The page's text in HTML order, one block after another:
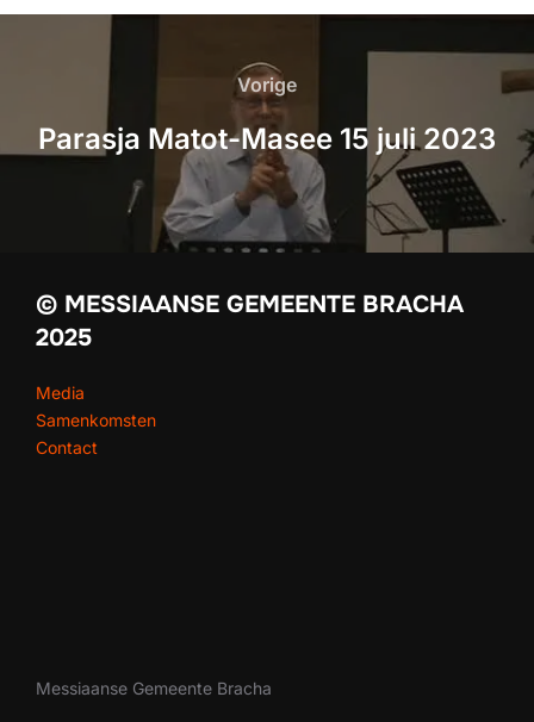
Vorige
Parasja Matot-Masee 15 juli 2023
© MESSIAANSE GEMEENTE BRACHA
2025
Media
Samenkomsten
Contact
Messiaanse Gemeente Bracha